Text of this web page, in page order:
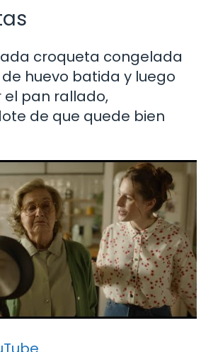
croqueta congelada
huevo batida y luego
pan rallado,
de que quede bien